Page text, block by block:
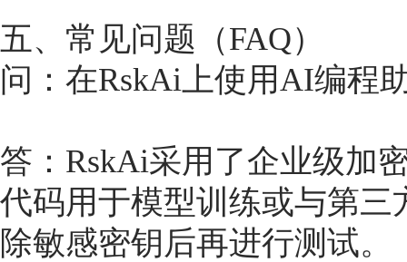
五、常见问题（FAQ）
问：在RskAi上使用AI编程
答：RskAi采用了企业级加
代码用于模型训练或与第
除敏感密钥后再进行测试。